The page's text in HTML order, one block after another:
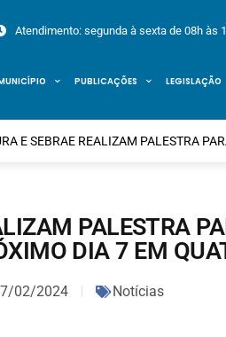
Atendimento: segunda à sexta de 08h às
PUBLICAÇÕES LEGISLAÇÃO
E SEBRAE REALIZAM PALESTRA
PALESTRA
DIA 7 EM
02/2024 Notícias